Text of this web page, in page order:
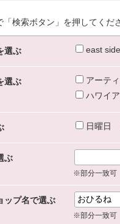
「検索ボタン」を押してくだ
選ぶ east
選ぶ アーテ
ハワイ
日曜日
ぶ
※部分一致可
ップ名で選ぶ
※部分一致可